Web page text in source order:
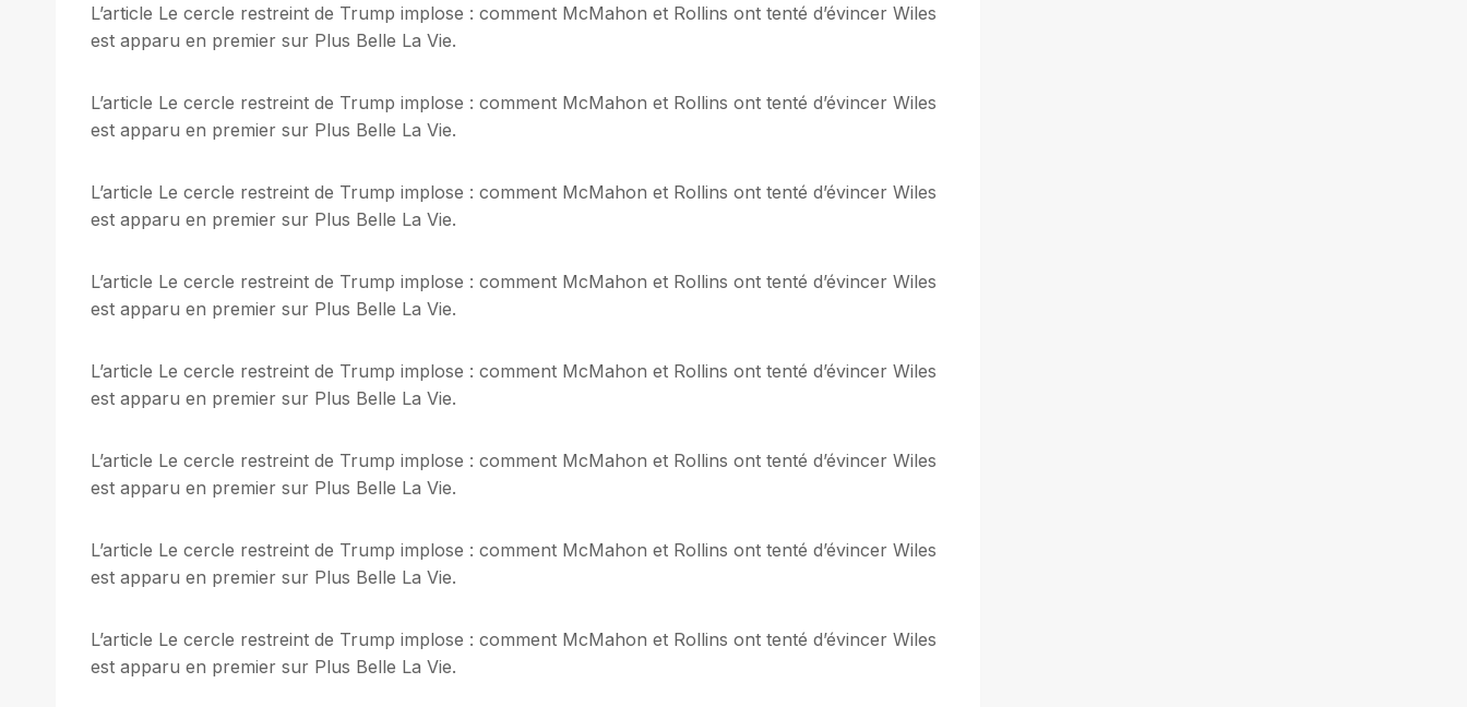
L’article Le cercle restreint de Trump implose : comment McMahon et Rollins ont tenté d’évincer Wiles
est apparu en premier sur Plus Belle La Vie.
L’article Le cercle restreint de Trump implose : comment McMahon et Rollins ont tenté d’évincer Wiles
est apparu en premier sur Plus Belle La Vie.
L’article Le cercle restreint de Trump implose : comment McMahon et Rollins ont tenté d’évincer Wiles
est apparu en premier sur Plus Belle La Vie.
L’article Le cercle restreint de Trump implose : comment McMahon et Rollins ont tenté d’évincer Wiles
est apparu en premier sur Plus Belle La Vie.
L’article Le cercle restreint de Trump implose : comment McMahon et Rollins ont tenté d’évincer Wiles
est apparu en premier sur Plus Belle La Vie.
L’article Le cercle restreint de Trump implose : comment McMahon et Rollins ont tenté d’évincer Wiles
est apparu en premier sur Plus Belle La Vie.
L’article Le cercle restreint de Trump implose : comment McMahon et Rollins ont tenté d’évincer Wiles
est apparu en premier sur Plus Belle La Vie.
L’article Le cercle restreint de Trump implose : comment McMahon et Rollins ont tenté d’évincer Wiles
est apparu en premier sur Plus Belle La Vie.